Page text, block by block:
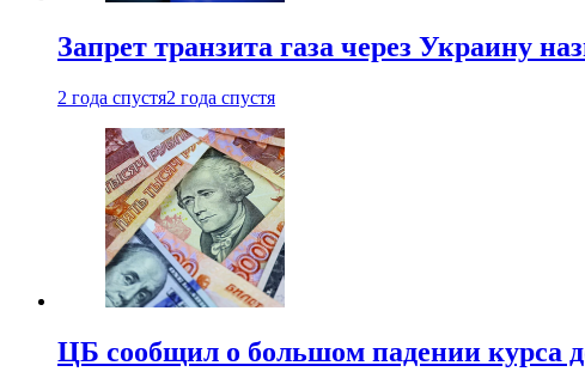
Запрет транзита газа через Украину
2 года спустя2 года спустя
ЦБ сообщил о большом падении курса